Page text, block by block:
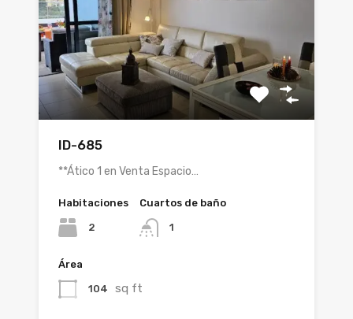
ID-685
**Ático 1 en Venta Espacio…
Habitaciones
2
Cuartos de baño
1
Área
104 sq ft